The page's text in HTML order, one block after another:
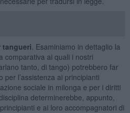
tangueri . Esaminiamo in dettaglio la
comparativa ai quali i nostri
tanto, di tango) potrebbero far
l’assistenza ai principianti
sociale in milonga e per i diritti
determinerebbe, appunto,
e ai loro accompagnatori di